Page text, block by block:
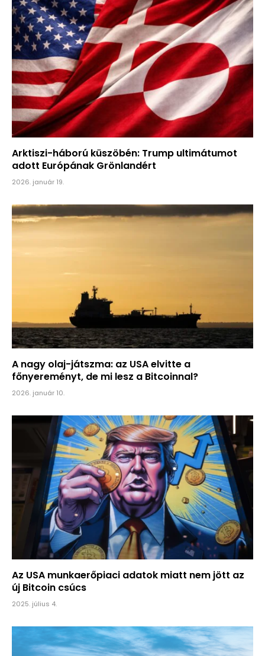
Arktiszi-háború küszöbén: Trump ultimátumot
adott Európának Grönlandért
2026. január 19.
A nagy olaj-játszma: az USA elvitte a
főnyereményt, de mi lesz a Bitcoinnal?
2026. január 10.
Az USA munkaerőpiaci adatok miatt nem jött az
új Bitcoin csúcs
2025. július 4.